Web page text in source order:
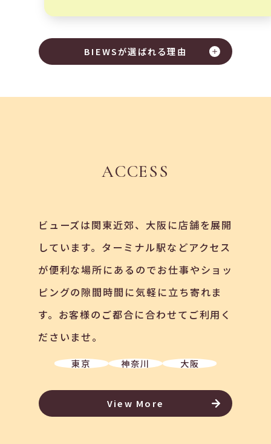
BIEWSが選ばれる理由
ACCESS
ビューズは関東近郊、大阪に店舗を展開
しています。ターミナル駅などアクセス
が便利な場所にあるのでお仕事やショッ
ピングの隙間時間に気軽に立ち寄れま
す。お客様のご都合に合わせてご利用く
ださいませ。
東京 神奈川 大阪
View More